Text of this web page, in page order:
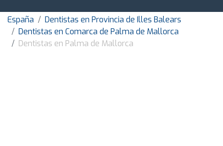
España
Dentistas en Provincia de Illes Balears
Dentistas en Comarca de Palma de Mallorca
Dentistas en Palma de Mallorca